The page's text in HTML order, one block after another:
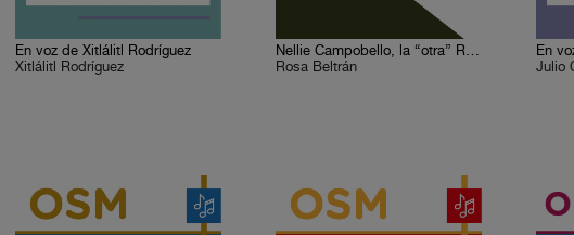
En voz de Xitlálitl Rodríguez
Xitlálitl Rodríguez
Nellie Campobello, la “otra” Revolución
Rosa Beltrán
En
Julio